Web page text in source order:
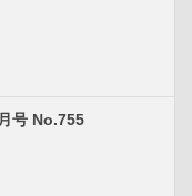
号 No.755